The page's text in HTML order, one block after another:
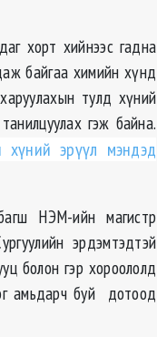
хорт хийнээс гадна
байгаа химийн хүнд
тулд хүний
гэж байна.
эрүүл мэндэд
НЭМ-ийн магистр
эрдэмтэдтэй
болон гэр хороололд
амьдарч буй дотоод